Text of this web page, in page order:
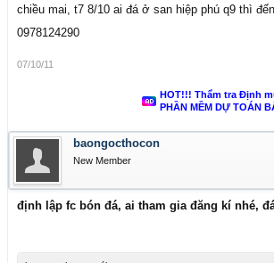
chiều mai, t7 8/10 ai đá ở san hiệp phú q9 thì
0978124290
07/10/11
HOT!!! Thẩm tra Định
PHẦN MỀM DỰ TOÁN
baongocthocon
New Member
định lập fc bón đá, ai tham gia đăng kí nhé,